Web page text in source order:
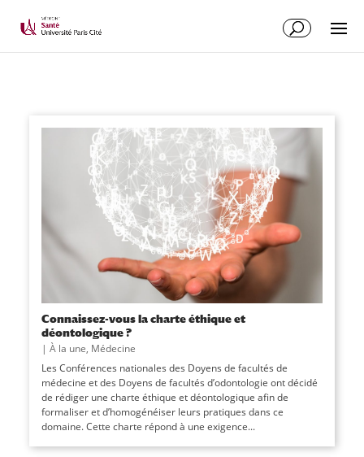
Connaissez-vous la charte éthique et
déontologique ?
| À la une, Médecine
Les Conférences nationales des Doyens de facultés de
médecine et des Doyens de facultés d’odontologie ont décidé
de rédiger une charte éthique et déontologique afin de
formaliser et d’homogénéiser leurs pratiques dans ce
domaine. Cette charte répond à une exigence...